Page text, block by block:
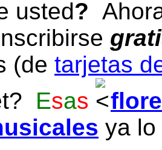
usted?
(de tarjetas
Esas
ya